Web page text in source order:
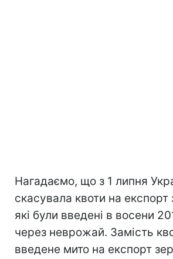
Нагадаємо, що з 1 липня
скасувала квоти на експорт
які були введені в восени
через неврожай. Замість
введене мито на експорт